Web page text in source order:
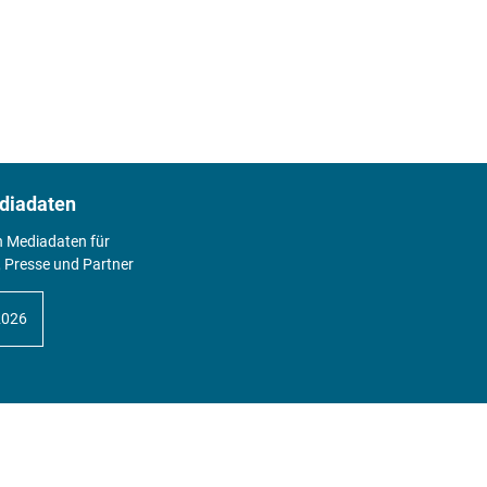
Mediadaten für
Presse und Partner